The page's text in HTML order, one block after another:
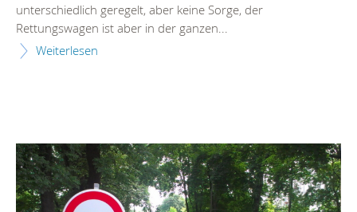
unterschiedlich geregelt, aber keine Sorge, der
Rettungswagen ist aber in der ganzen...
Weiterlesen